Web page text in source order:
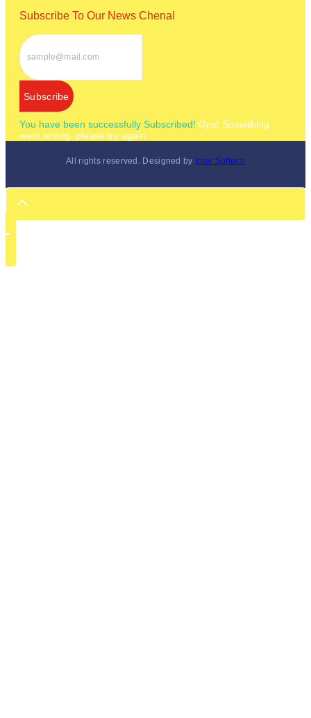
Subscribe To Our News Chenal
Subscribe
You have been successfully Subscribed! Ops! Something
went wrong, please try again.
All rights reserved. Designed by Inter Softech